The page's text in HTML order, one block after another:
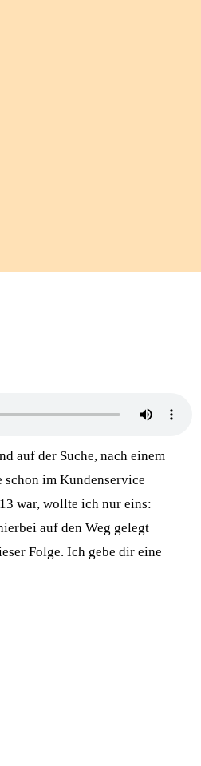
auf der Suche, nach einem
im Kundenservice
war, wollte ich nur eins:
auf den Weg gelegt
Folge. Ich gebe dir eine